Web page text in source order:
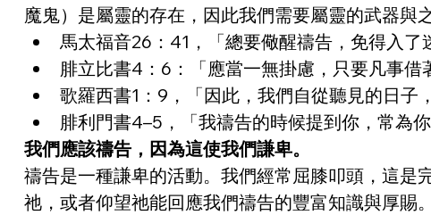
魔鬼）是屬靈的存在，因此我們需要屬靈的武器與
馬太福音26：41，「總要儆醒禱告，免得入了
腓立比書4：6：「應當一無掛慮，只要凡事借
歌羅西書1：9，「因此，我們自從聽見的日子
腓利門書4–5，「我禱告的時候提到你，常為
我們應該禱告，因為這使我們謙卑。
禱告是一種謙卑的活動。我們經常屈膝叩頭，這是
祂，或者仰望祂能回應我們禱告的豐富知識與厚賜